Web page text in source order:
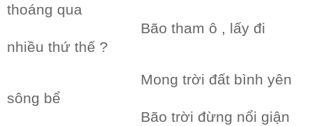
thoáng qua
Bão tham ô , lấy đi
nhiều thứ thế ?
Mong trời đất bình yên
sông bể
Bão trời đừng nổi giận